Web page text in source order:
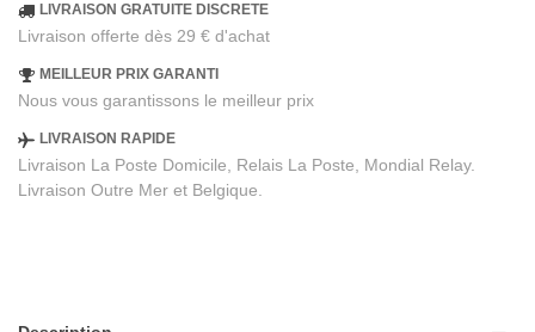
LIVRAISON GRATUITE DISCRETE
Livraison offerte dès 29 € d'achat
MEILLEUR PRIX GARANTI
Nous vous garantissons le meilleur prix
LIVRAISON RAPIDE
Livraison La Poste Domicile, Relais La Poste, Mondial Relay.
Livraison Outre Mer et Belgique.